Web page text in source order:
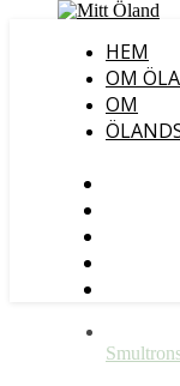
HEM
OM
OM